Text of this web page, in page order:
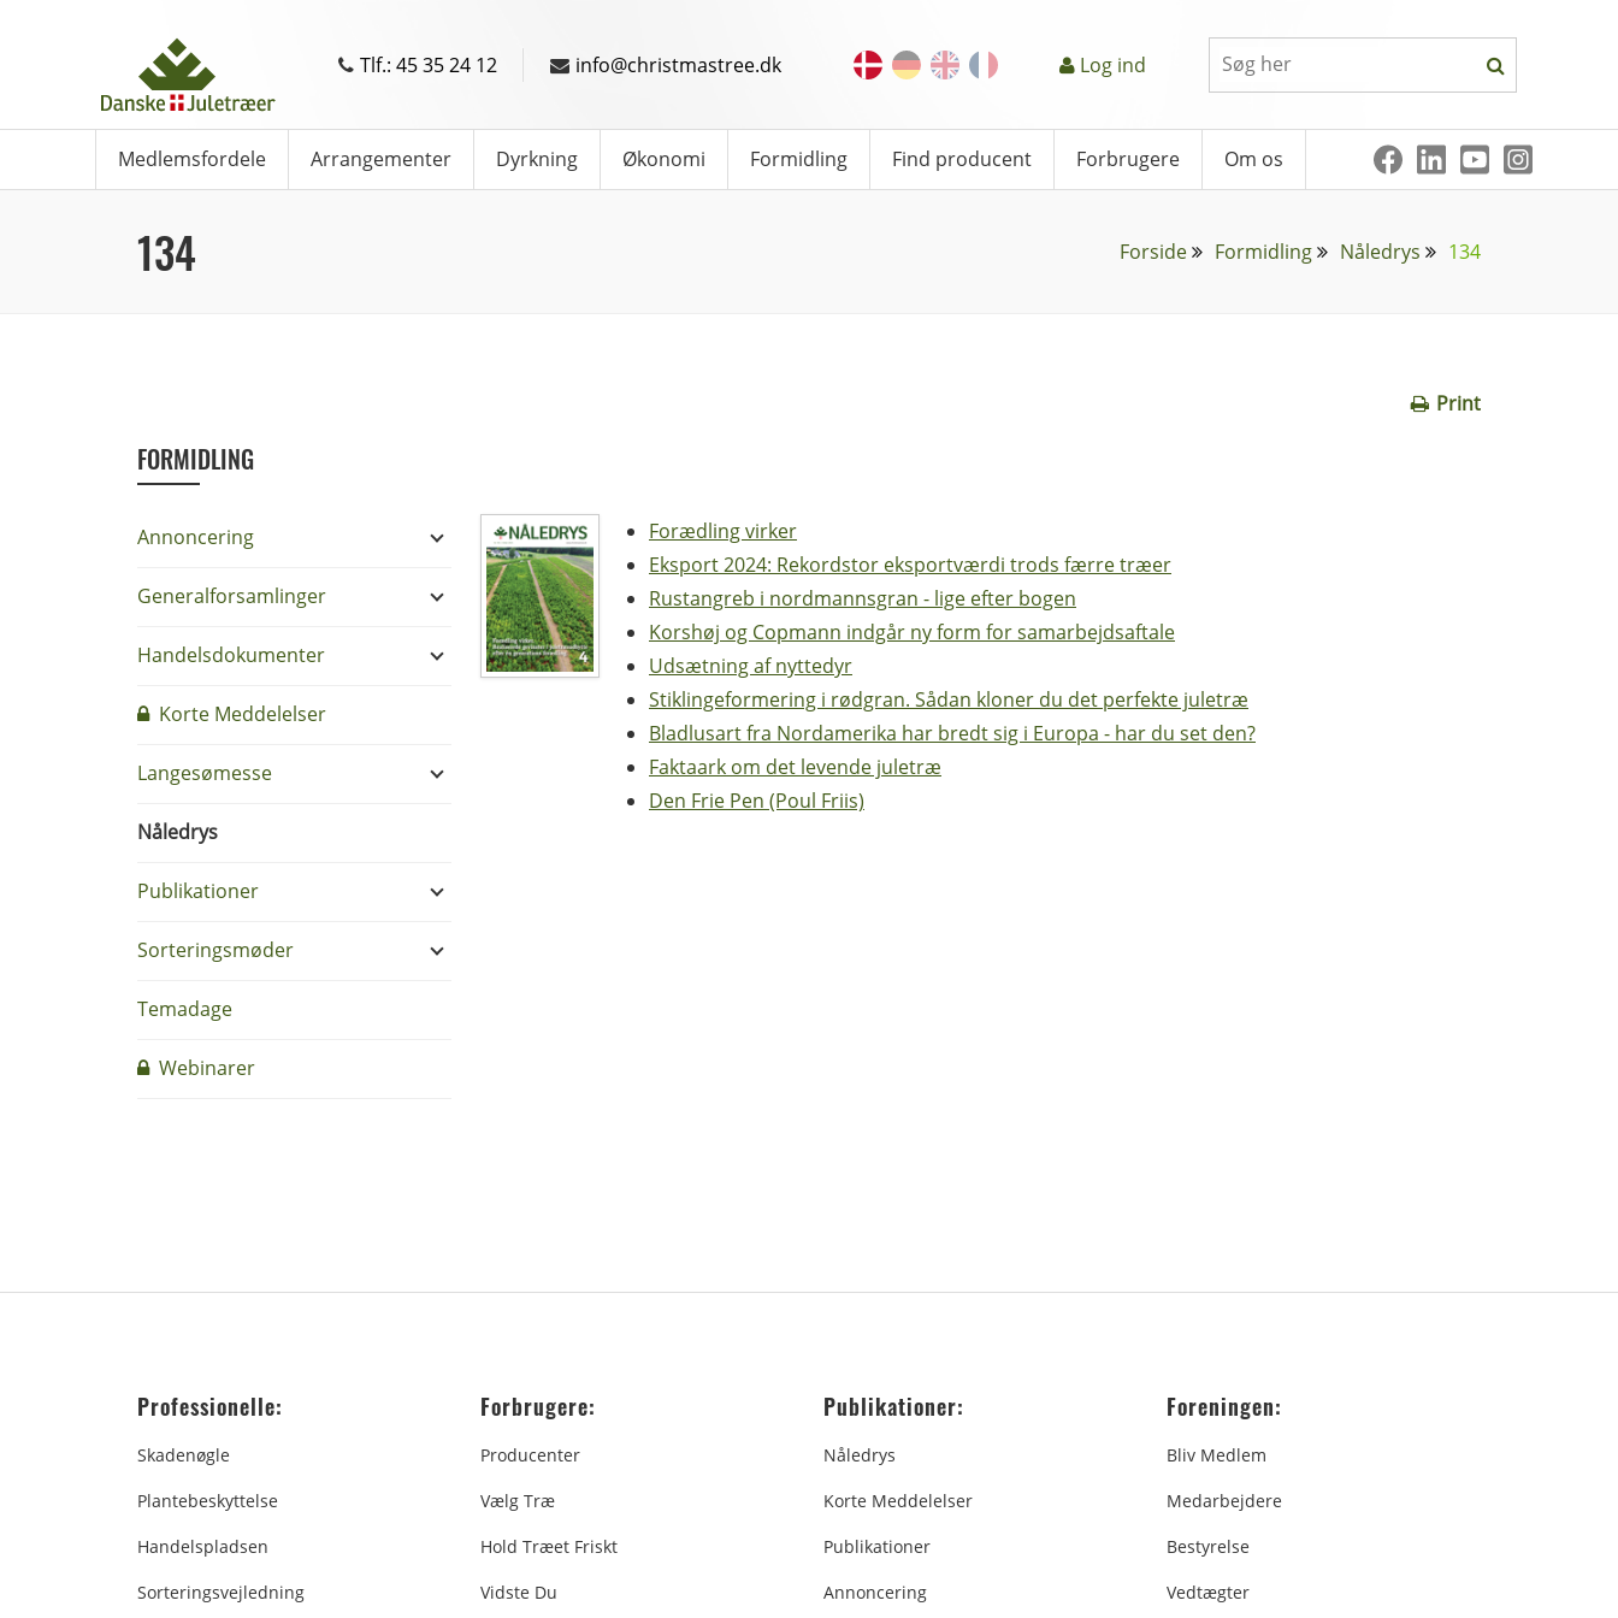
Tlf.: 45 35 24 12 info@christmastree.dk Log ind
Medlemsfordele Arrangementer Dyrkning Økonomi Formidling Find producent Forbrugere Om os
134 Forside Formidling Nåledrys 134
Print
FORMIDLING
Annoncering
Generalforsamlinger
Handelsdokumenter
Korte Meddelelser
Langesømesse
Nåledrys
Publikationer
Sorteringsmøder
Temadage
Webinarer
Forædling virker
Eksport 2024: Rekordstor eksportværdi trods færre træer
Rustangreb i nordmannsgran - lige efter bogen
Korshøj og Copmann indgår ny form for samarbejdsaftale
Udsætning af nyttedyr
Stiklingeformering i rødgran. Sådan kloner du det perfekte juletræ
Bladlusart fra Nordamerika har bredt sig i Europa - har du set den?
Faktaark om det levende juletræ
Den Frie Pen (Poul Friis)
Professionelle:
Skadenøgle
Plantebeskyttelse
Handelspladsen
Sorteringsvejledning
Forbrugere:
Producenter
Vælg Træ
Hold Træet Friskt
Vidste Du
Publikationer:
Nåledrys
Korte Meddelelser
Publikationer
Annoncering
Foreningen:
Bliv Medlem
Medarbejdere
Bestyrelse
Vedtægter